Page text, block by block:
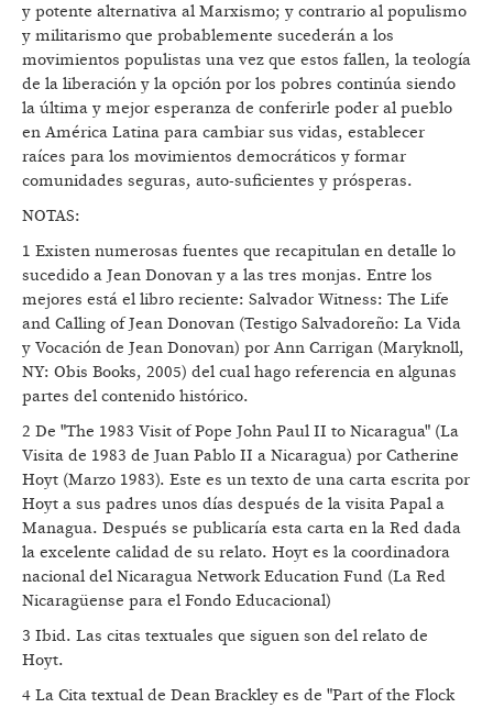
y potente alternativa al Marxismo; y contrario al populismo
y militarismo que probablemente sucederán a los
movimientos populistas una vez que estos fallen, la teología
de la liberación y la opción por los pobres continúa siendo
la última y mejor esperanza de conferirle poder al pueblo
en América Latina para cambiar sus vidas, establecer
raíces para los movimientos democráticos y formar
comunidades seguras, auto-suficientes y prósperas.
NOTAS:
1 Existen numerosas fuentes que recapitulan en detalle lo
sucedido a Jean Donovan y a las tres monjas. Entre los
mejores está el libro reciente: Salvador Witness: The Life
and Calling of Jean Donovan (Testigo Salvadoreño: La Vida
y Vocación de Jean Donovan) por Ann Carrigan (Maryknoll,
NY: Obis Books, 2005) del cual hago referencia en algunas
partes del contenido histórico.
2 De "The 1983 Visit of Pope John Paul II to Nicaragua" (La
Visita de 1983 de Juan Pablo II a Nicaragua) por Catherine
Hoyt (Marzo 1983). Este es un texto de una carta escrita por
Hoyt a sus padres unos días después de la visita Papal a
Managua. Después se publicaría esta carta en la Red dada
la excelente calidad de su relato. Hoyt es la coordinadora
nacional del Nicaragua Network Education Fund (La Red
Nicaragüense para el Fondo Educacional)
3 Ibid. Las citas textuales que siguen son del relato de
Hoyt.
4 La Cita textual de Dean Brackley es de "Part of the Flock